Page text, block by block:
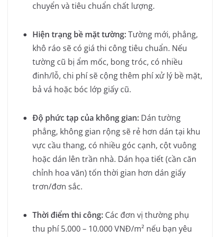
chuyển và tiêu chuẩn chất lượng.
Hiện trạng bề mặt tường:Tường mới, phẳng,
khô ráo sẽ có giá thi công tiêu chuẩn. Nếu
tường cũ bị ẩm mốc, bong tróc, có nhiều
đinh/lỗ, chi phí sẽ cộng thêm phí xử lý bề mặt,
bả vá hoặc bóc lớp giấy cũ.
Độ phức tạp của không gian: Dán tường
phẳng, không gian rộng sẽ rẻ hơn dán tại khu
vực cầu thang, có nhiều góc cạnh, cột vuông
hoặc dán lên trần nhà. Dán họa tiết (cần căn
chỉnh hoa văn) tốn thời gian hơn dán giấy
trơn/đơn sắc.
Thời điểm thi công: Các đơn vị thường phụ
thu phí 5.000 – 10.000 VNĐ/m² nếu bạn yêu